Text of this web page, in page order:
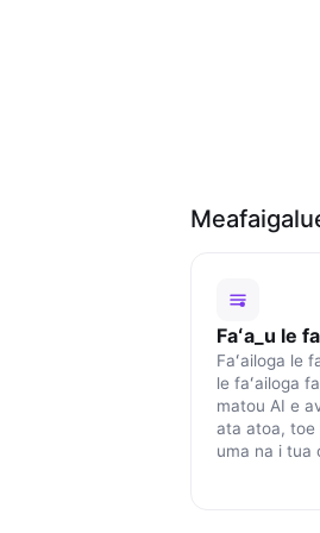
Faʻa_u le
Faʻailoga le
le faʻailoga
matou AI e
ata atoa, toe
uma na i tua